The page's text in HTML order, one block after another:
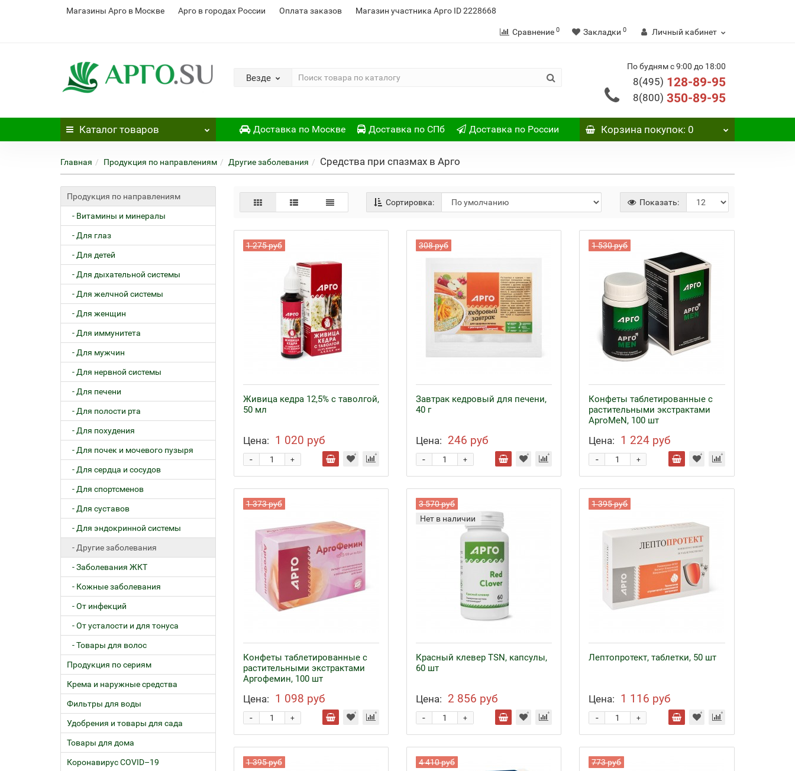
Магазины Арго в Москве Арго в городах России Оплата заказов Магазин участника Арго ID 2228668
Сравнение 0 Закладки 0 Личный кабинет
Везде
По будням с 9:00 до 18:00
8(495) 128-89-95
8(800) 350-89-95
Каталог товаров Доставка по Москве Доставка по СПб Доставка по России Корзинапокупок: 0
Главная Продукция по направлениям Другие заболевания Средства при спазмах в Арго
Продукция по направлениям
- Витамины и минералы
- Для глаз
- Для детей
- Для дыхательной системы
- Для желчной системы
- Для женщин
- Для иммунитета
- Для мужчин
- Для нервной системы
- Для печени
- Для полости рта
- Для похудения
- Для почек и мочевого пузыря
- Для сердца и сосудов
- Для спортсменов
- Для суставов
- Для эндокринной системы
- Другие заболевания
- Заболевания ЖКТ
- Кожные заболевания
- От инфекций
- От усталости и для тонуса
- Товары для волос
Продукция по сериям
Крема и наружные средства
Фильтры для воды
Удобрения и товары для сада
Товары для дома
Коронавирус COVID–19
Сортировка: Показать:
1 275 руб
Живица кедра 12,5% с таволгой,
50 мл
Цена: 1 020 руб
+
-
308 руб
Завтрак кедровый для печени,
40 г
Цена: 246 руб
+
-
1 530 руб
Конфеты таблетированные с
растительными экстрактами
АргоMeN, 100 шт
Цена: 1 224 руб
+
-
1 373 руб
Конфеты таблетированные с
растительными экстрактами
Аргофемин, 100 шт
Цена: 1 098 руб
+
-
3 570 руб
Нет в наличии
Красный клевер ТSN, капсулы,
60 шт
Цена: 2 856 руб
+
-
1 395 руб
Лептопротект, таблетки, 50 шт
Цена: 1 116 руб
+
-
1 395 руб 4 410 руб 773 руб